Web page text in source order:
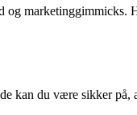
marketinggimmicks.
kan du være sikker